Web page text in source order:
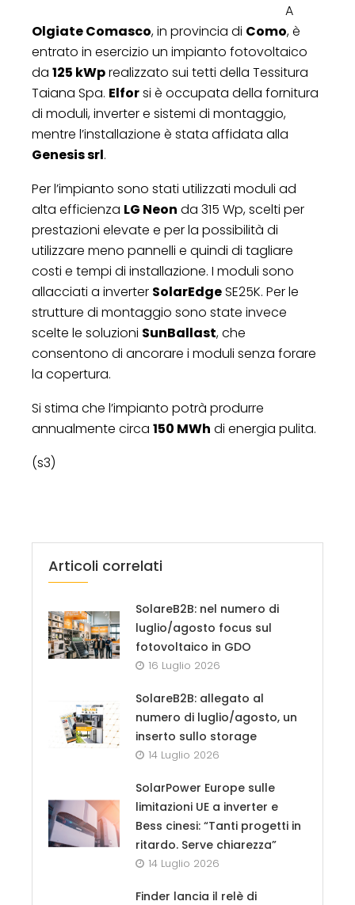
A
Olgiate Comasco, in provincia di Como, è
entrato in esercizio un impianto fotovoltaico
da 125 kWprealizzato sui tetti della Tessitura
Taiana Spa. Elforsi è occupata della fornitura
di moduli, inverter e sistemi di montaggio,
mentre l’installazione è stata affidata alla
Genesis srl.
Per l’impianto sono stati utilizzati moduli ad
alta efficienza LG Neon da 315 Wp, scelti per
prestazioni elevate e per la possibilità di
utilizzare meno pannelli e quindi di tagliare
costi e tempi di installazione. I moduli sono
allacciati a inverter SolarEdgeSE25K. Per le
strutture di montaggio sono state invece
scelte le soluzioni SunBallast, che
consentono di ancorare i moduli senza forare
la copertura.
Si stima che l’impianto potrà produrre
annualmente circa 150 MWh di energia pulita.
(s3)
Articoli correlati
SolareB2B: nel numero di
luglio/agosto focus sul
fotovoltaico in GDO
16 Luglio 2026
SolareB2B: allegato al
numero di luglio/agosto, un
inserto sullo storage
14 Luglio 2026
SolarPower Europe sulle
limitazioni UE a inverter e
Bess cinesi: “Tanti progetti in
ritardo. Serve chiarezza”
14 Luglio 2026
Finder lancia il relè di